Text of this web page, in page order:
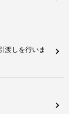
渡しを行いま